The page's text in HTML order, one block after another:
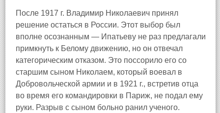
После 1917 г. Владимир Николаевич принял
решение остаться в России. Этот выбор был
вполне осознанным — Ипатьеву не раз предлагали
примкнуть к Белому движению, но он отвечал
категорическим отказом. Это поссорило его со
старшим сыном Николаем, который воевал в
Добровольческой армии и в 1921 г., встретив отца
во время его командировки в Париж, не подал ему
руки. Разрыв с сыном больно ранил ученого.